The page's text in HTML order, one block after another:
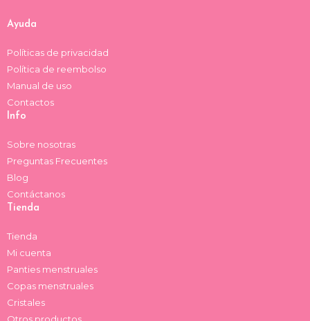
a
Ayuda
Políticas de privacidad
Política de reembolso
Manual de uso
Contactos
Info
Sobre nosotras
Preguntas Frecuentes
Blog
Contáctanos
Tienda
Tienda
Mi cuenta
Panties menstruales
Copas menstruales
Cristales